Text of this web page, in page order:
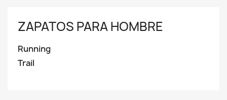
ZAPATOS PARA HOMBRE
Running
Trail